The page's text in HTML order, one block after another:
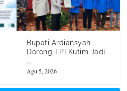
Bupati Ardiansyah
Dorong TPI Kutim Jadi
...
Agu 5, 2026